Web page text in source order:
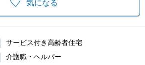
気になる
サービス付き高齢者住宅
介護職・ヘルパー